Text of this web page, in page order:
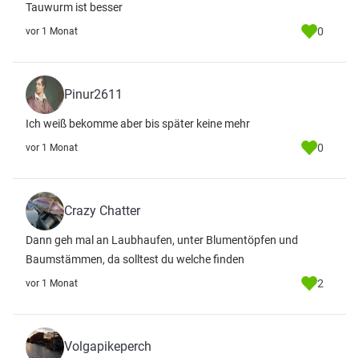
Tauwurm ist besser
vor 1 Monat 0
Pinur2611
Ich weiß bekomme aber bis später keine mehr
vor 1 Monat 0
Crazy Chatter
Dann geh mal an Laubhaufen, unter Blumentöpfen und
Baumstämmen, da solltest du welche finden
vor 1 Monat 2
Volgapikeperch